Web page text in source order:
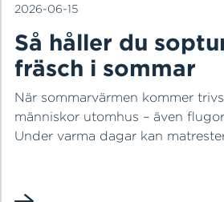
2026-06-15
Så håller du
fräsch i sommar
När sommarvärmen kommer
människor utomhus – även
Under varma dagar kan
särskilt om temperaturen är hög.